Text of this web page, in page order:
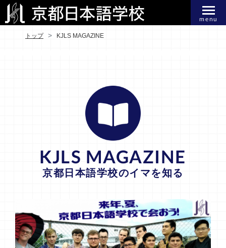
menu
トップ KJLS MAGAZINE
KJLS MAGAZINE
京都日本語学校のイマを知る